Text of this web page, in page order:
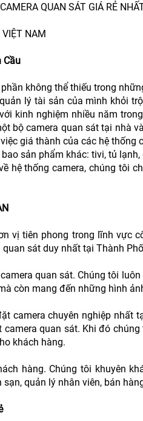
QUAN SÁT GIÁ RẺ
NAM
Cầu
không thể thiếu trong
lý tài sản của mình khỏi
kinh nghiệm nhiều năm
bộ camera quan sát tại nhà
giá thành của các hệ
sản phẩm khác: tivi, tủ
hệ thống camera, chúng tôi
vị tiên phong trong lĩnh vực
sát duy nhất tại Thành
quan sát. Chúng tôi
còn mang đến những hình
camera chuyên nghiệp nhất
quan sát. Khi đó
khách hàng.
hàng. Chúng tôi khuyên
quản lý nhân viên, bán